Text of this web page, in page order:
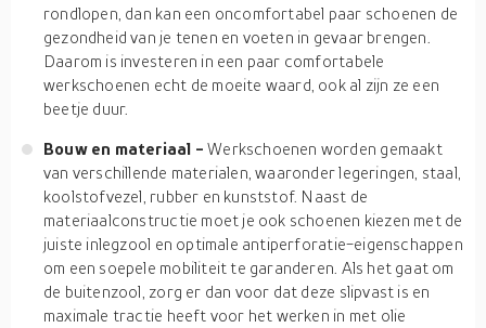
rondlopen, dan kan een oncomfortabel paar schoenen de
gezondheid van je tenen en voeten in gevaar brengen.
Daarom is investeren in een paar comfortabele
werkschoenen echt de moeite waard, ook al zijn ze een
beetje duur.
Bouw en materiaal -Werkschoenen worden gemaakt
van verschillende materialen, waaronder legeringen, staal,
koolstofvezel, rubber en kunststof. Naast de
materiaalconstructie moet je ook schoenen kiezen met de
juiste inlegzool en optimale antiperforatie-eigenschappen
om een soepele mobiliteit te garanderen. Als het gaat om
de buitenzool, zorg er dan voor dat deze slipvast is en
maximale tractie heeft voor het werken in met olie